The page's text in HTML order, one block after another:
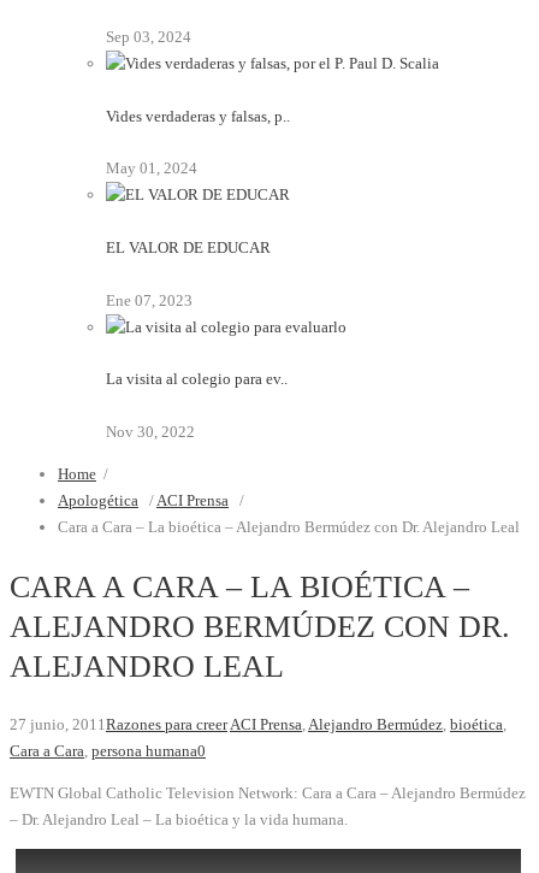
Sep 03, 2024
Vides verdaderas y falsas, p..
May 01, 2024
EL VALOR DE EDUCAR
Ene 07, 2023
La visita al colegio para ev..
Nov 30, 2022
Home /
Apologética /ACI Prensa /
Cara a Cara – La bioética – Alejandro Bermúdez con Dr. Alejandro Leal
CARA A CARA – LA BIOÉTICA –
ALEJANDRO BERMÚDEZ CON DR.
ALEJANDRO LEAL
27 junio, 2011Razones para creerACI Prensa,Alejandro Bermúdez, bioética,
Cara a Cara, persona humana0
EWTN Global Catholic Television Network: Cara a Cara – Alejandro Bermúdez
– Dr. Alejandro Leal – La bioética y la vida humana.